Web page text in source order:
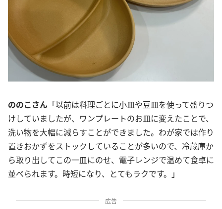
ののこさん 「以前は料理ごとに小皿や豆皿を使って盛りつ
けしていましたが、ワンプレートのお皿に変えたことで、
洗い物を大幅に減らすことができました。わが家では作り
置きおかずをストックしていることが多いので、冷蔵庫か
ら取り出してこの一皿にのせ、電子レンジで温めて食卓に
並べられます。時短になり、とてもラクです。」
広告